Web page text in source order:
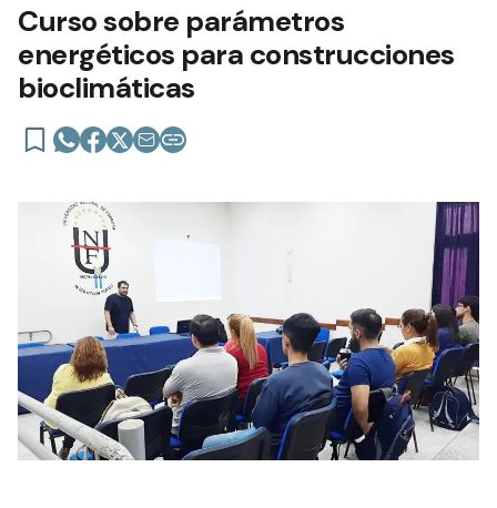
Curso sobre parámetros
energéticos para construcciones
bioclimáticas